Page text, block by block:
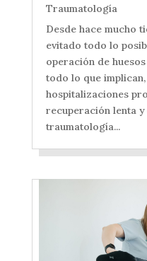
Traumatología
Desde hace mucho
evitado todo lo
operación de
todo lo que
hospitalizaciones
recuperación lenta
traumatología...